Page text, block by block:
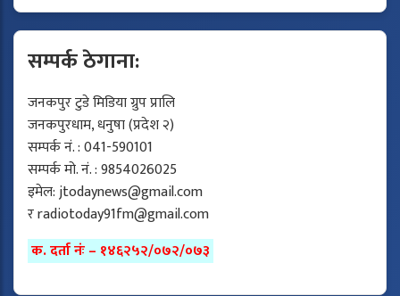
सम्पर्क ठेगाना:
जनकपुर टुडे मिडिया ग्रुप प्रालि
जनकपुरधाम, धनुषा (प्रदेश २)
सम्पर्क नं. : 041-590101
सम्पर्क मो. नं. : 9854026025
इमेल:jtodaynews@gmail.com
रradiotoday91fm@gmail.com
क. दर्ता नंः – १४६२५२/०७२/०७३